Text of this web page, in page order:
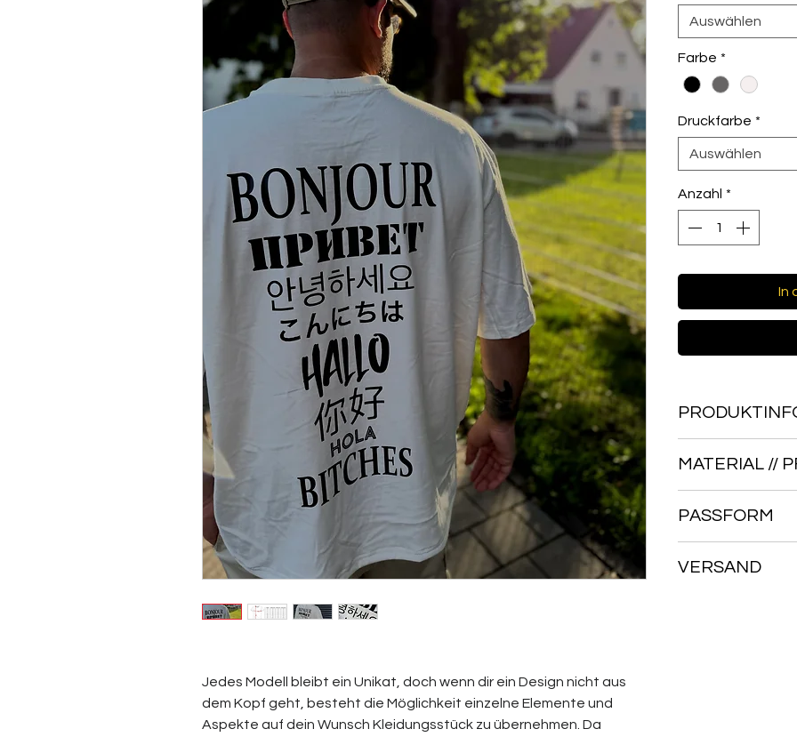
Jedes Modell bleibt ein Unikat, doch wenn dir ein Design nicht aus
dem Kopf geht, besteht die Möglichkeit einzelne Elemente und
Aspekte auf dein Wunsch Kleidungsstück zu übernehmen. Da
Auswählen
Farbe *
Druckfarbe *
Auswählen
Anzahl *
In
einzigartig. Bitte
der
Farbton leicht
MATERIAL //
Handwäsche,
PFLEGEHINWEISE
PASSFORM
VERSAND